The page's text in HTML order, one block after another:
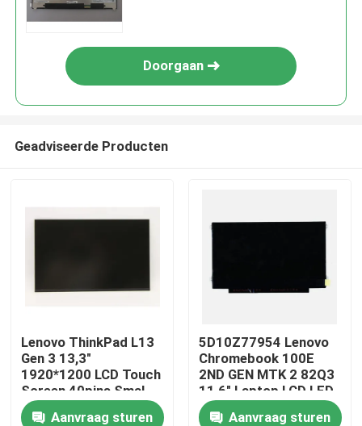
Thuis
Doorgaan
Geadviseerde Producten
Lenovo ThinkPad L13
Gen 3 13,3"
1920*1200 LCD Touch
Screen 40pins Smal
R133NW4K R0
Aanvraag sturen
5D10Z77954 Lenovo
Chromebook 100E
2ND GEN MTK 2 82Q3
11,6" Laptop LCD LED
scherm
Aanvraag sturen